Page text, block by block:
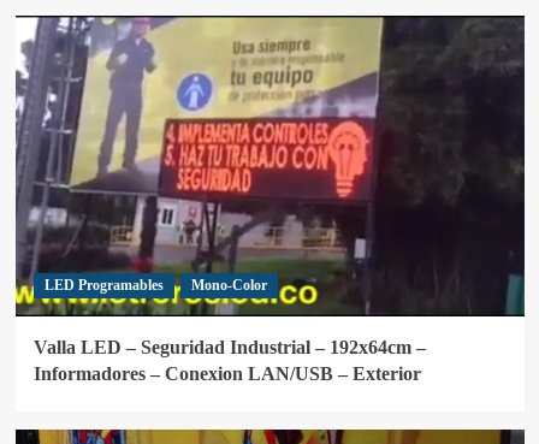
LED Programables Mono-Color
Valla LED – Seguridad Industrial – 192x64cm –
Informadores – Conexion LAN/USB – Exterior